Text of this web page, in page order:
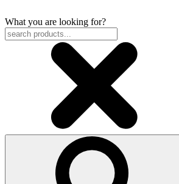
What you are looking for?